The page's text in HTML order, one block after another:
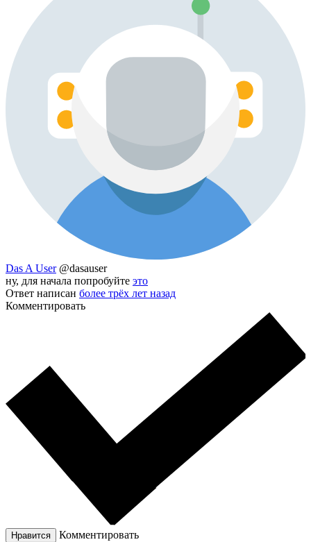
Das A User @dasauser
ну, для начала попробуйте это
Ответ написан более трёх лет назад
Комментировать
Нравится Комментировать